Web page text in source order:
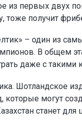
из первых двух
тоже получит
– один из
В общем
даже с такими
Шотландское
которые могут
станет